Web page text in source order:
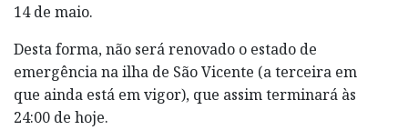
14 de maio.
Desta forma, não será renovado o estado de
emergência na ilha de São Vicente (a terceira em
que ainda está em vigor), que assim terminará às
24:00 de hoje.